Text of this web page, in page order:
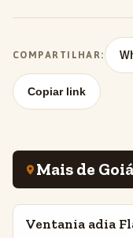
COMPARTILHAR:
Copiar link
Mais de
INSIGHTS
Ventania adia